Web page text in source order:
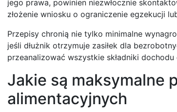
jego prawa, powinien niezwłocznie
złożenie wniosku o ograniczenie egzekucji
Przepisy chronią nie tylko minimalne
jeśli dłużnik otrzymuje zasiłek dla
przeanalizować wszystkie składniki
Jakie są maksymalne
alimentacyjnych